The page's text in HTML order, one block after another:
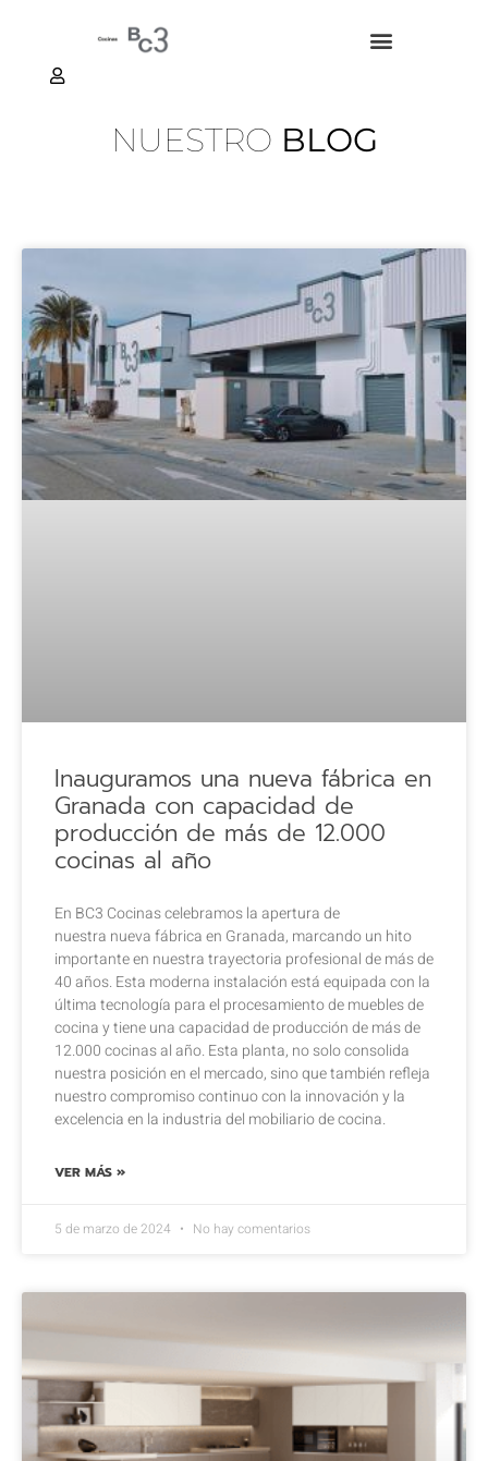
NUESTRO BLOG
Inauguramos una nueva fábrica en
Granada con capacidad de
producción de más de 12.000
cocinas al año
En BC3 Cocinas celebramos la apertura de
nuestra nueva fábrica en Granada, marcando un hito
importante en nuestra trayectoria profesional de más de
40 años. Esta moderna instalación está equipada con la
última tecnología para el procesamiento de muebles de
cocina y tiene una capacidad de producción de más de
12.000 cocinas al año. Esta planta, no solo consolida
nuestra posición en el mercado, sino que también refleja
nuestro compromiso continuo con la innovación y la
excelencia en la industria del mobiliario de cocina.
VER MÁS »
5 de marzo de 2024 No hay comentarios